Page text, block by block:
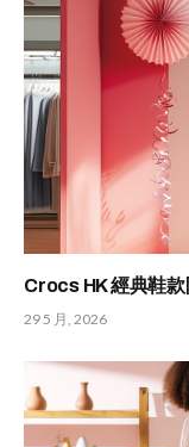
Crocs HK 經典鞋
29 5 月, 2026